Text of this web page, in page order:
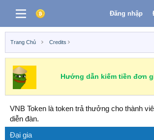
Đăng nhập
Trang Chủ Credits
Hướng dẫn kiếm tiền đơn
VNB Token là token trả thưởng cho thành
diễn đàn.
Đại gia